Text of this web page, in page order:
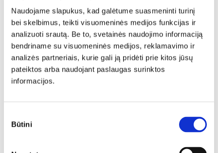
Naudojame slapukus, kad galėtume suasmeninti turinį
bei skelbimus, teikti visuomeninės medijos funkcijas ir
analizuoti srautą. Be to, svetainės naudojimo informaciją
bendriname su visuomeninės medijos, reklamavimo ir
analizės partneriais, kurie gali ją pridėti prie kitos jūsų
pateiktos arba naudojant paslaugas surinktos
informacijos.
pasirinkimas
Būtini
patvirtinti Mes paprašysime pateikti asmens tapatybės
dokumentą (pasą arba asmens tapatybės kortelę);
3.6.2. Jūsų atlyginimui apskaičiuoti ir
išmokėti Mes tvarkysime šiuos Jūsų asmens
duomenis: vardą, pavardę, asmens kodą, pareigas,
informaciją apie banką ir sąskaitos numerį,
informaciją apie praleistas darbo dienas, mokesčių
lengvatas, jei tokių yra, informaciją apie